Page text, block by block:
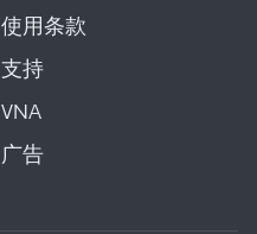
使用条款
支持
VNA
广告